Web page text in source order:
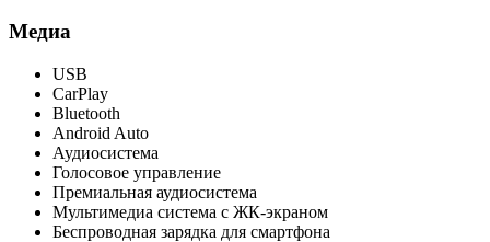
Медиа
USB
CarPlay
Bluetooth
Android Auto
Аудиосистема
Голосовое управление
Премиальная аудиосистема
Мультимедиа система с ЖК-экраном
Беспроводная зарядка для смартфона